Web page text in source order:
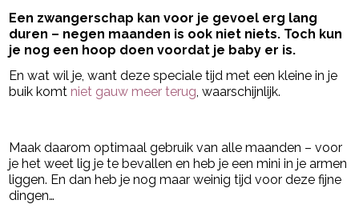
Een zwangerschap kan voor je gevoel erg lang
duren – negen maanden is ook niet niets. Toch kun
je nog een hoop doen voordat je baby er is.
En wat wil je, want deze speciale tijd met een kleine in je
buik komt niet gauw meer terug, waarschijnlijk.
Maak daarom optimaal gebruik van alle maanden – voor
je het weet lig je te bevallen en heb je een mini in je armen
liggen. En dan heb je nog maar weinig tijd voor deze fijne
dingen…